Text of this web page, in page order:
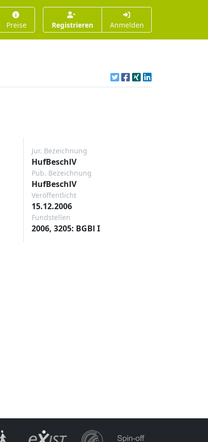
Preise Registrieren Anmelden
Jur. Bezeichnung
HufBeschlV
Pub. Bezeichnung
HufBeschlV
Veröffentlicht
15.12.2006
Fundstellen
2006, 3205: BGBl I